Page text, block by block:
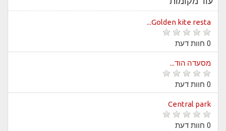
Golden kite resta...
0 חוות דעת
מסעדה הוד...
0 חוות דעת
Central park
0 חוות דעת